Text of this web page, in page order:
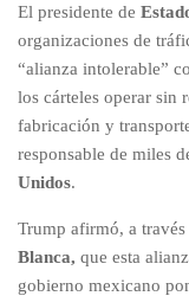
El presidente de
organizaciones de
“alianza intolerable”
los cárteles operar sin
fabricación y
responsable de miles
Unidos.
Trump afirmó, a
Blanca, que esta
gobierno mexicano